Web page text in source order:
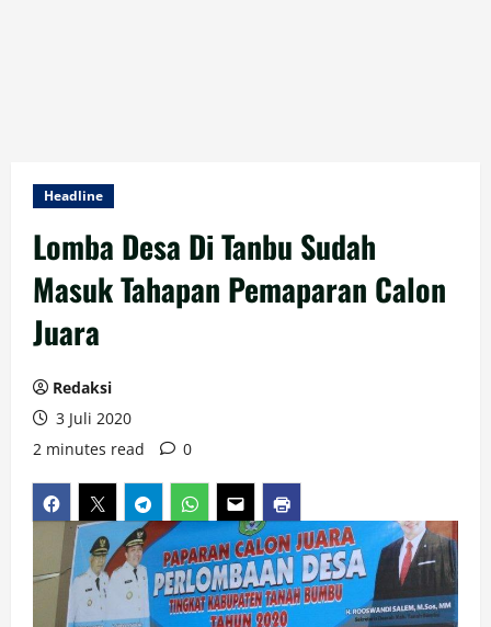
Headline
Lomba Desa Di Tanbu Sudah
Masuk Tahapan Pemaparan Calon
Juara
Redaksi
3 Juli 2020
2 minutes read
0